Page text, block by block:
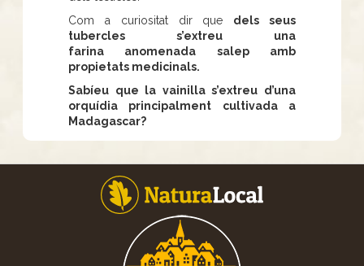
Com a curiositat dir que dels seus
tubercles s’extreu una
farina anomenada salep amb
propietats medicinals.
Sabíeu que la vainilla s’extreu d’una
orquídia principalment cultivada a
Madagascar?